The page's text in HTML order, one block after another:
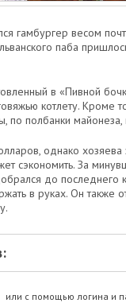
гамбургер весом
паба
в «Пивной
котлету. Кроме
по полбанки майонеза,
однако
сэкономить. За
до последнего
в руках. Он также
или с помощью логина и